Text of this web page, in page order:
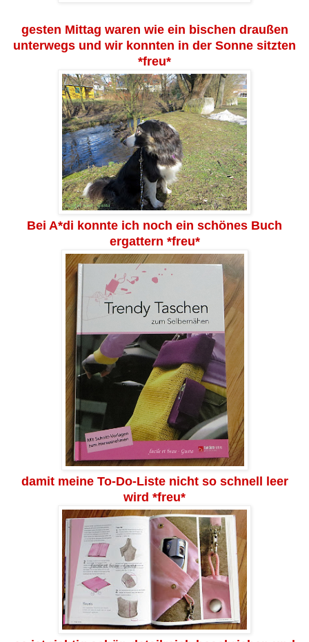
gesten Mittag waren wie ein bischen draußen
unterwegs und wir konnten in der Sonne sitzten
*freu*
Bei A*di konnte ich noch ein schönes Buch
ergattern *freu*
damit meine To-Do-Liste nicht so schnell leer
wird *freu*